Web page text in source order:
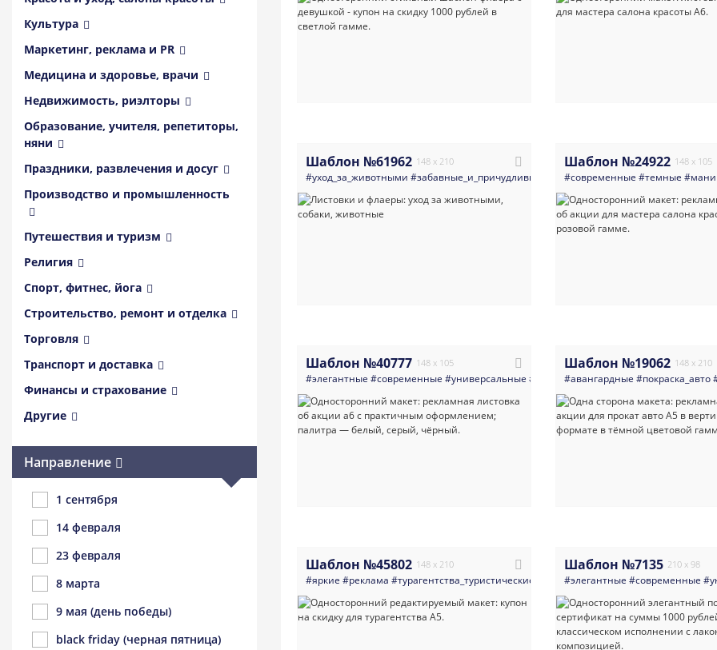
Культура
Маркетинг, реклама и PR
Медицина и здоровье, врачи
Недвижимость, риэлторы
Образование, учителя, репетиторы,
няни
Праздники, развлечения и досуг
Производство и промышленность
Путешествия и туризм
Религия
Спорт, фитнес, йога
Строительство, ремонт и отделка
Торговля
Транспорт и доставка
Финансы и страхование
Другие
Направление
1 сентября
14 февраля
23 февраля
8 марта
9 мая (день победы)
black friday (черная пятница)
Шаблон №61962 148 x 210
#уход_за_животными #забавные_и_причудливые #яркие #животные #собаки
Шаблон №24922 148 x 105
#современные #темные
Шаблон №40777 148 x 105
#элегантные #современные #универсальные #косметология #салоны_красоты
Шаблон №19062 148 x 210
#авангардные #покраска_авто
Шаблон №45802 148 x 210
#яркие #реклама #турагентства_туристические_компании #путешествия#флаер
Шаблон №7135 210 x 98
#элегантные #современные